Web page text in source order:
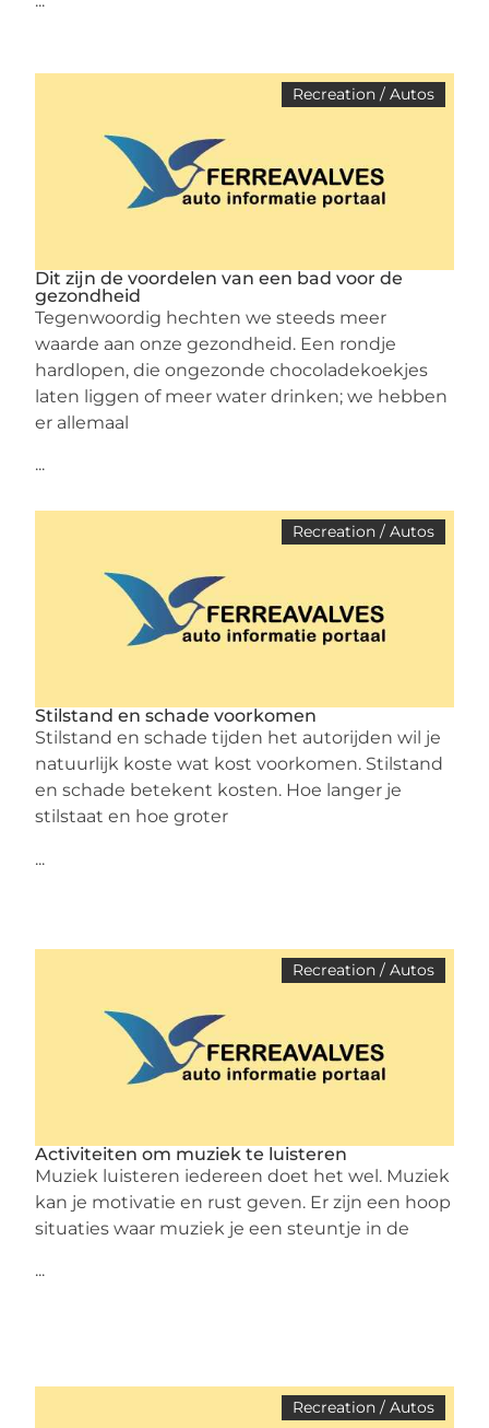
Recreation / Autos
Dit zijn de voordelen van een bad voor de
gezondheid
Tegenwoordig hechten we steeds meer
waarde aan onze gezondheid. Een rondje
hardlopen, die ongezonde chocoladekoekjes
laten liggen of meer water drinken; we hebben
er allemaal
...
Recreation / Autos
Stilstand en schade voorkomen
Stilstand en schade tijden het autorijden wil je
natuurlijk koste wat kost voorkomen. Stilstand
en schade betekent kosten. Hoe langer je
stilstaat en hoe groter
...
Recreation / Autos
Activiteiten om muziek te luisteren
Muziek luisteren iedereen doet het wel. Muziek
kan je motivatie en rust geven. Er zijn een hoop
situaties waar muziek je een steuntje in de
...
Recreation / Autos